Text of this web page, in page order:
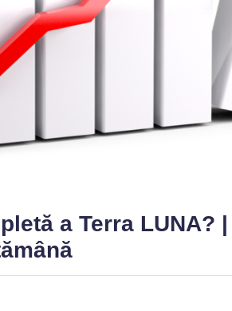
a Terra LUNA?